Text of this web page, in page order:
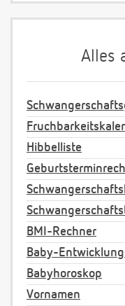
Alles
Hibbelliste
BMI-Rechner
Baby-
Babyhoroskop
Vornamen